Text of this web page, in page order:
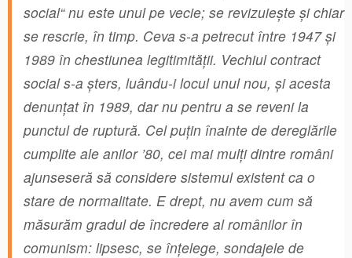
social“ nu este unul pe vecie; se revizuieşte şi chiar
se rescrie, în timp. Ceva s-a petrecut între 1947 şi
1989 în chestiunea legitimităţii. Vechiul contract
social s-a şters, luându-i locul unul nou, şi acesta
denunţat în 1989, dar nu pentru a se reveni la
punctul de ruptură. Cel puţin înainte de dereglările
cumplite ale anilor ’80, cei mai mulţi dintre români
ajunseseră să considere sistemul existent ca o
stare de normalitate. E drept, nu avem cum să
măsurăm gradul de încredere al românilor în
comunism: lipsesc, se înţelege, sondajele de